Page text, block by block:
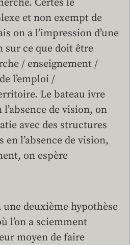
Certes le
et non exempt de
on a l’impression d’une
sur ce que doit être
/ enseignement /
l’emploi /
Le bateau ivre
de vision, on
avec des structures
l’absence de vision,
on espère
une deuxième hypothèse
l’on a sciemment
moyen de faire